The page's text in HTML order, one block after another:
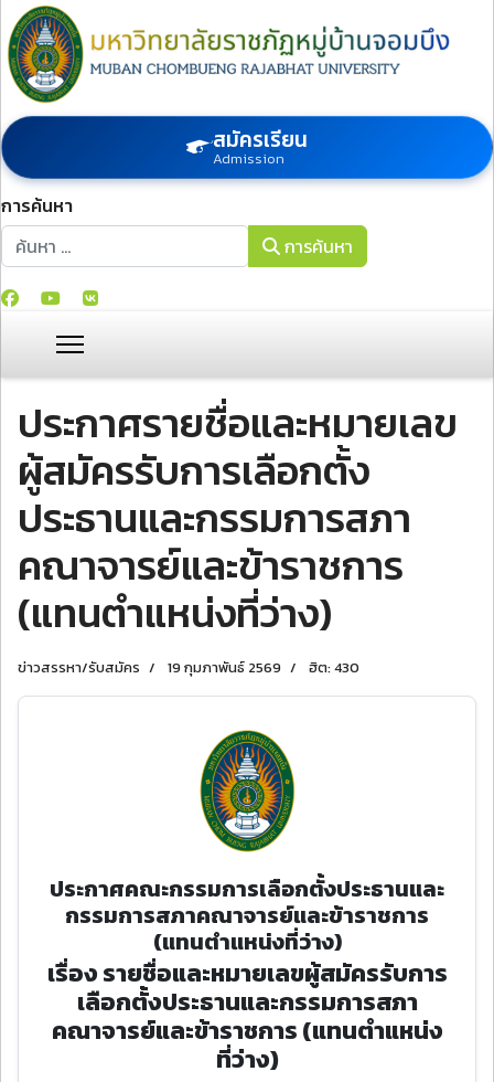
สมัครเรียน
Admission
การค้นหา
การค้นหา
การค้นหา
ประกาศรายชื่อและหมายเลข
ผู้สมัครรับการเลือกตั้ง
ประธานและกรรมการสภา
คณาจารย์และข้าราชการ
(แทนตําแหน่งที่ว่าง)
ข่าวสรรหา/รับสมัคร 19 กุมภาพันธ์ 2569 ฮิต: 430
ประกาศคณะกรรมการเลือกตั้งประธานและ
กรรมการสภาคณาจารย์และข้าราชการ
(แทนตําแหน่งที่ว่าง)
เรื่อง รายชื่อและหมายเลขผู้สมัครรับการ
เลือกตั้งประธานและกรรมการสภา
คณาจารย์และข้าราชการ (แทนตําแหน่ง
ที่ว่าง)